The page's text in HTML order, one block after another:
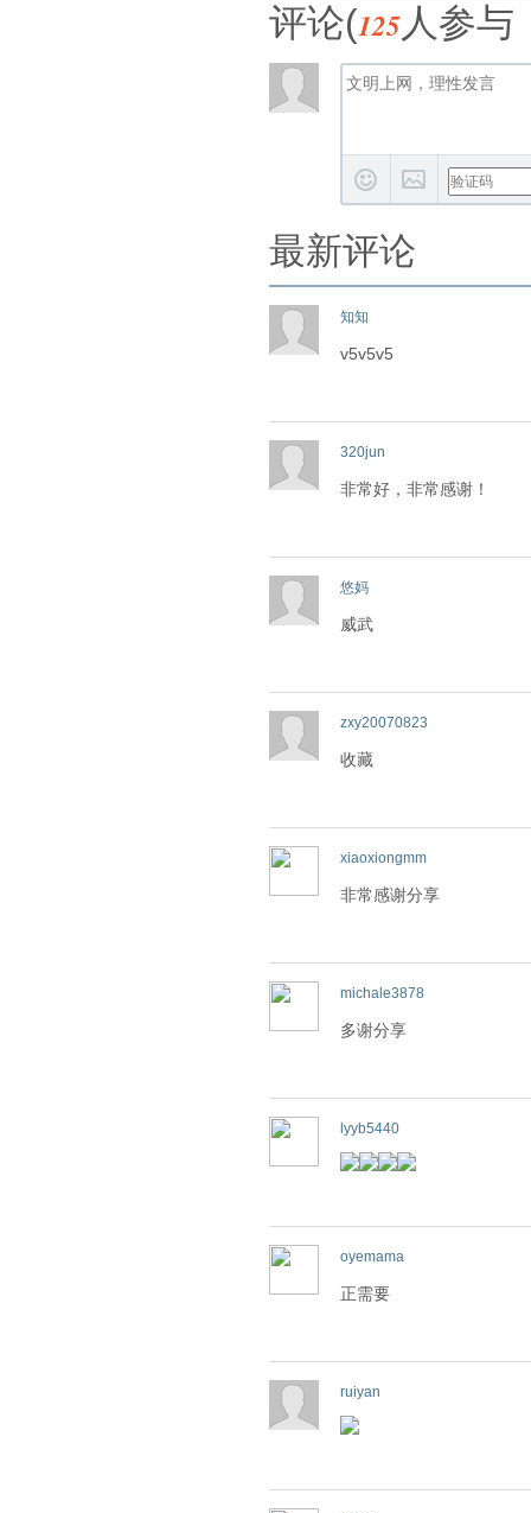
评论(125人参与
最新评论
知知
v5v5v5
320jun
非常好，非常感谢！
悠妈
威武
zxy20070823
收藏
xiaoxiongmm
非常感谢分享
michale3878
多谢分享
lyyb5440
oyemama
正需要
ruiyan